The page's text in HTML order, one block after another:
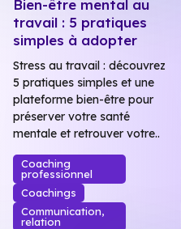
Bien-être mental au
travail : 5 pratiques
simples à adopter
Stress au travail : découvrez
5 pratiques simples et une
plateforme bien-être pour
préserver votre santé
mentale et retrouver votre..
Coaching
professionnel
Coachings
Communication,
relation